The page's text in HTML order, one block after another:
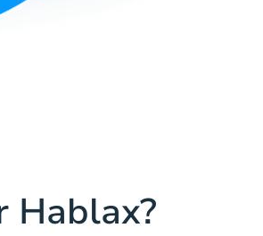
Hablax?